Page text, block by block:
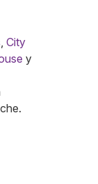
, City
y